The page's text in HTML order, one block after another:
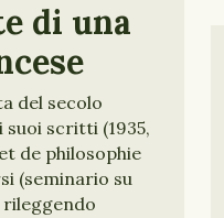
di una
del secolo
suoi scritti (1935,
de philosophie
(seminario su
rileggendo